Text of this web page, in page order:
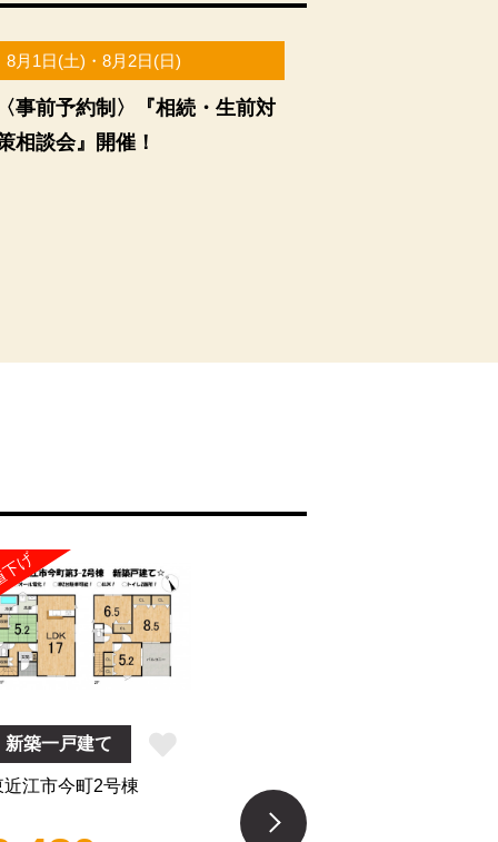
8月1日(土)・8月2日(日)
事前予約制〉『相続・生前対
相談会』開催！
げ
新築一戸建て
近江市今町2号棟 東近江市今町4号棟